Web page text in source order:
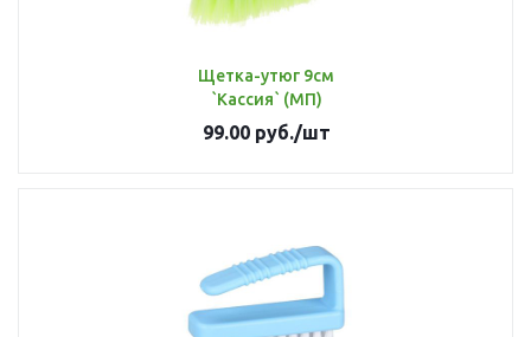
Щетка-утюг 9см
`Кассия` (МП)
99.00руб./шт